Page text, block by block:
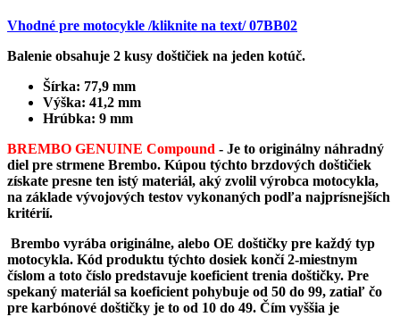
Vhodné pre motocykle /kliknite na text/ 07BB02
Balenie obsahuje 2 kusy doštičiek na jeden kotúč.
Šírka: 77,9 mm
Výška: 41,2 mm
Hrúbka: 9 mm
BREMBO GENUINE Compound - Je to originálny náhradný
diel pre strmene Brembo. Kúpou týchto brzdových doštičiek
získate presne ten istý materiál, aký zvolil výrobca motocykla,
na základe vývojových testov vykonaných podľa najprísnejších
kritérií.
Brembo vyrába originálne, alebo OE doštičky pre každý typ
motocykla. Kód produktu týchto dosiek končí 2-miestnym
číslom a toto číslo predstavuje koeficient trenia doštičky. Pre
spekaný materiál sa koeficient pohybuje od 50 do 99, zatiaľ čo
pre karbónové doštičky je to od 10 do 49. Čím vyššia je